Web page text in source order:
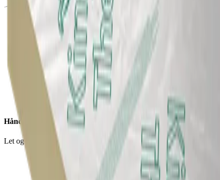
Håndtering
Let og nem at håndtere